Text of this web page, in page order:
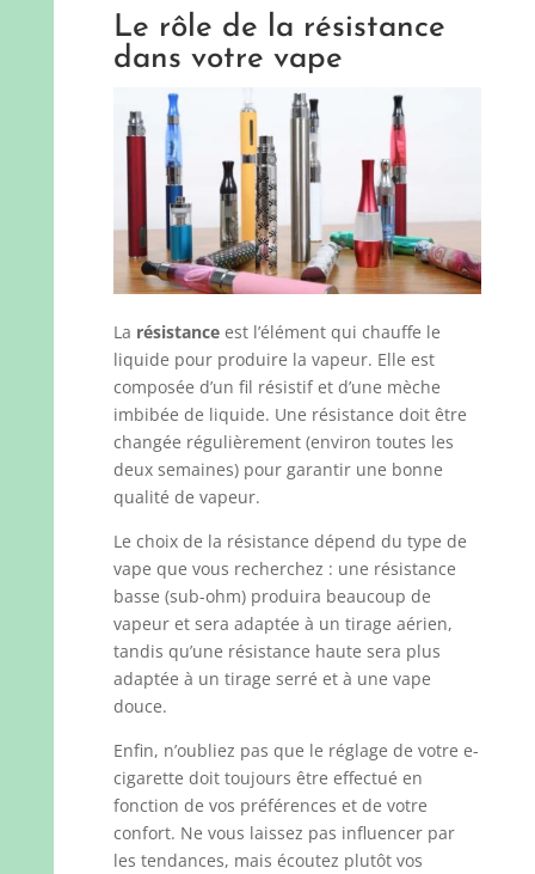
Le rôle de la résistance
dans votre vape
La résistanceest l’élément qui chauffe le
liquide pour produire la vapeur. Elle est
composée d’un fil résistif et d’une mèche
imbibée de liquide. Une résistance doit être
changée régulièrement (environ toutes les
deux semaines) pour garantir une bonne
qualité de vapeur.
Le choix de la résistance dépend du type de
vape que vous recherchez : une résistance
basse (sub-ohm) produira beaucoup de
vapeur et sera adaptée à un tirage aérien,
tandis qu’une résistance haute sera plus
adaptée à un tirage serré et à une vape
douce.
Enfin, n’oubliez pas que le réglage de votre e-
cigarette doit toujours être effectué en
fonction de vos préférences et de votre
confort. Ne vous laissez pas influencer par
les tendances, mais écoutez plutôt vos